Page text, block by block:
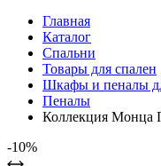
Главная
Каталог
Спальни
Товары для спален
Шкафы и пеналы
Пеналы
Коллекция Монца
-10%